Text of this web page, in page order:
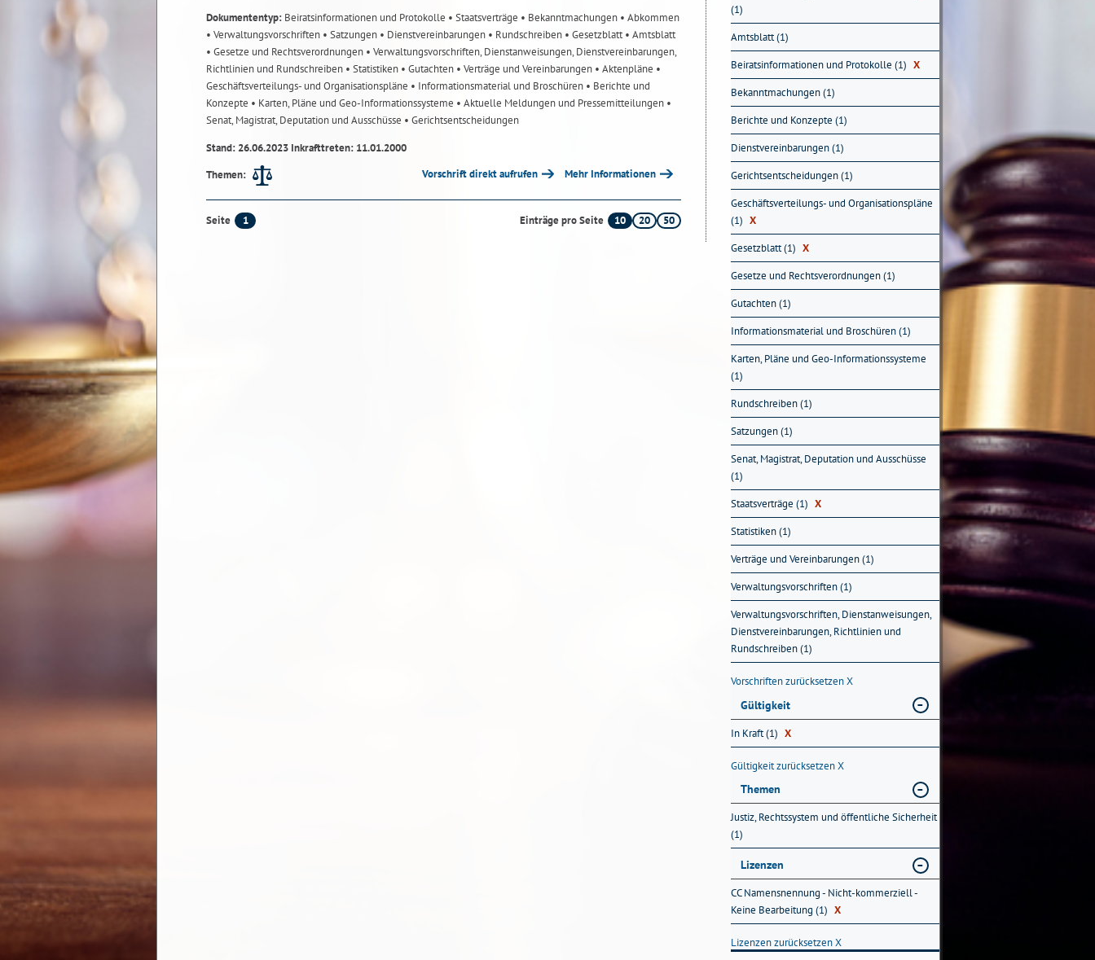
Dokumententyp: Beiratsinformationen und Protokolle • Staatsverträge • Bekanntmachungen • Abkommen
• Verwaltungsvorschriften • Satzungen • Dienstvereinbarungen • Rundschreiben • Gesetzblatt• Amtsblatt
• Gesetze und Rechtsverordnungen • Verwaltungsvorschriften, Dienstanweisungen, Dienstvereinbarungen,
Richtlinien und Rundschreiben • Statistiken • Gutachten • Verträge und Vereinbarungen • Aktenpläne •
Geschäftsverteilungs- und Organisationspläne • Informationsmaterial und Broschüren • Berichte und
Konzepte • Karten, Pläne und Geo-Informationssysteme • Aktuelle Meldungen und Pressemitteilungen •
Senat, Magistrat, Deputation und Ausschüsse • Gerichtsentscheidungen
Stand: 26.06.2023 Inkrafttreten: 11.01.2000
Themen:
Vorschrift direkt aufrufen Mehr Informationen
Seite 1 Einträge pro Seite 10 20 50
(1)
Amtsblatt (1)
Beiratsinformationen und Protokolle (1) X
Bekanntmachungen (1)
Berichte und Konzepte (1)
Dienstvereinbarungen (1)
Gerichtsentscheidungen (1)
Geschäftsverteilungs- und Organisationspläne
(1) X
Gesetzblatt (1) X
Gesetze und Rechtsverordnungen (1)
Gutachten (1)
Informationsmaterial und Broschüren (1)
Karten, Pläne und Geo-Informationssysteme
(1)
Rundschreiben (1)
Satzungen (1)
Senat, Magistrat, Deputation und Ausschüsse
(1)
Staatsverträge (1) X
Statistiken (1)
Verträge und Vereinbarungen (1)
Verwaltungsvorschriften (1)
Verwaltungsvorschriften, Dienstanweisungen,
Dienstvereinbarungen, Richtlinien und
Rundschreiben (1)
Vorschriften zurücksetzenX
Gültigkeit
In Kraft (1) X
Gültigkeit zurücksetzenX
Themen
Justiz, Rechtssystem und öffentliche Sicherheit
(1)
Lizenzen
CC Namensnennung - Nicht-kommerziell -
Keine Bearbeitung (1) X
Lizenzen zurücksetzenX